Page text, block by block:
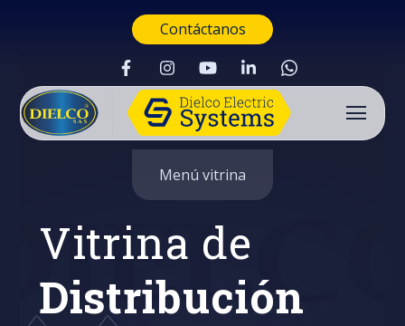
Contáctanos
Menú vitrina
Vitrina de
Distribución